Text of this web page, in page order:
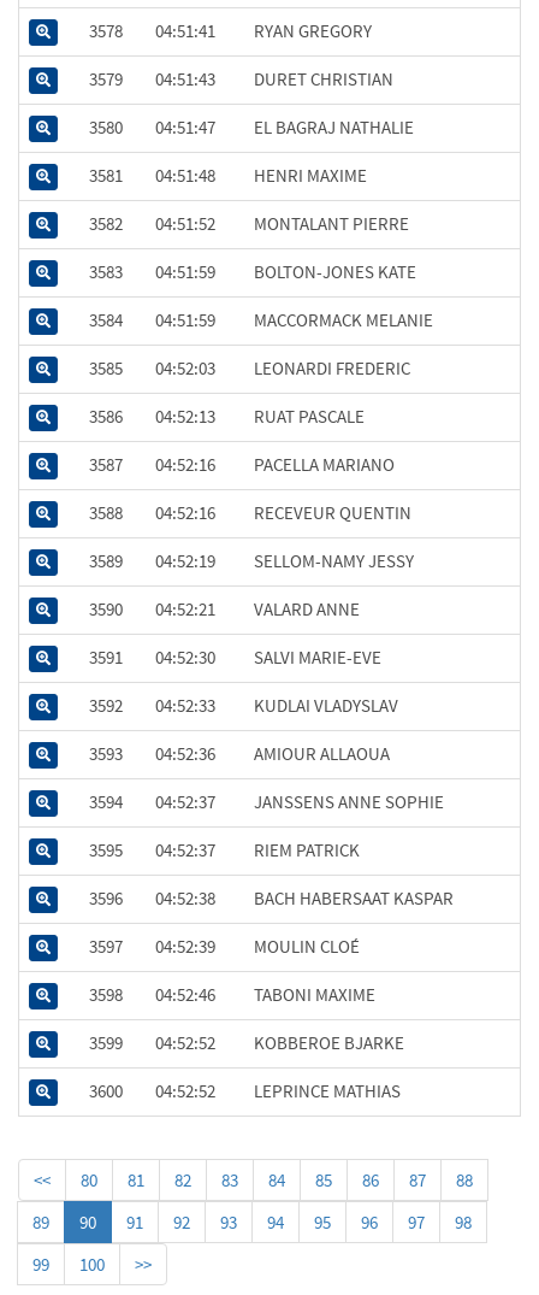
3578 04:51:41 RYAN GREGORY
3579 04:51:43 DURET CHRISTIAN
3580 04:51:47 EL BAGRAJ NATHALIE
3581 04:51:48 HENRI MAXIME
3582 04:51:52 MONTALANT PIERRE
3583 04:51:59 BOLTON-JONES KATE
3584 04:51:59 MACCORMACK MELANIE
3585 04:52:03 LEONARDI FREDERIC
3586 04:52:13 RUAT PASCALE
3587 04:52:16 PACELLA MARIANO
3588 04:52:16 RECEVEUR QUENTIN
3589 04:52:19 SELLOM-NAMY JESSY
3590 04:52:21 VALARD ANNE
3591 04:52:30 SALVI MARIE-EVE
3592 04:52:33 KUDLAI VLADYSLAV
3593 04:52:36 AMIOUR ALLAOUA
3594 04:52:37 JANSSENS ANNE SOPHIE
3595 04:52:37 RIEM PATRICK
3596 04:52:38 BACH HABERSAAT KASPAR
3597 04:52:39 MOULIN CLOÉ
3598 04:52:46 TABONI MAXIME
3599 04:52:52 KOBBEROE BJARKE
3600 04:52:52 LEPRINCE MATHIAS
<< 80 81 82 83 84 85 86 87
88
89
90 91 92 93 94 95 96 97
98
99
100 >>